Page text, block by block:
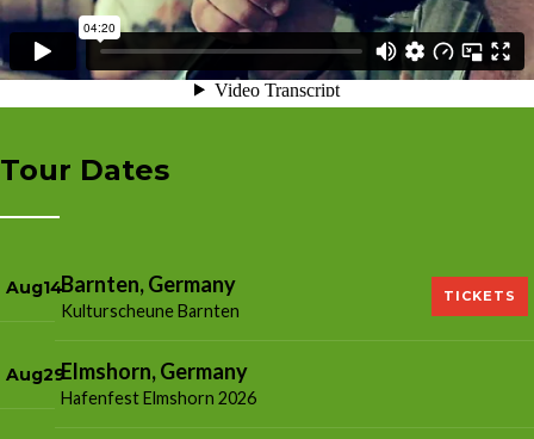
Tour Dates
Aug14Barnten, Germany
Kulturscheune Barnten
TICKETS
Aug29Elmshorn, Germany
Hafenfest Elmshorn 2026